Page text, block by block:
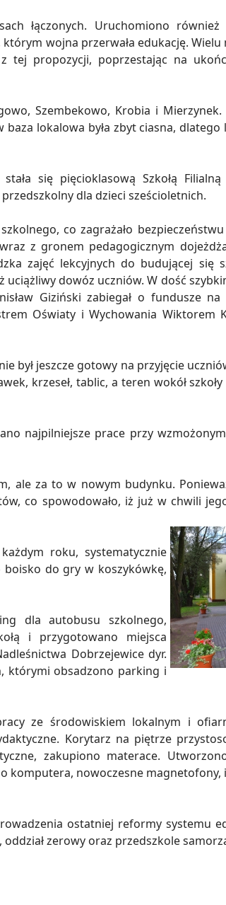
łączonych. Uruchomiono również
wojna przerwała edukację.
propozycji, poprzestając na
Szembekowo, Krobia i
lokalowa była zbyt ciasna,
się pięcioklasową Szkołą
dla dzieci sześcioletnich.
co zagrażało bezpieczeństwu
z gronem pedagogicznym
zajęć lekcyjnych do budującej się
dowóz uczniów. W dość
Giziński zabiegał o fundusze na
Oświaty i Wychowania Wiktorem
był jeszcze gotowy na przyjęcie
krzeseł, tablic, a teren wokół
najpilniejsze prace przy
ale za to w nowym budynku.
co spowodowało, iż już w chwili
roku, systematycznie
boisko do gry w koszykówkę,
dla autobusu szkolnego,
i przygotowano miejsca
Dobrzejewice dyr.
którymi obsadzono parking i
ze środowiskiem lokalnym i
Korytarz na piętrze
zakupiono materace.
nowoczesne
ostatniej reformy systemu
oddział zerowy oraz przedszkole